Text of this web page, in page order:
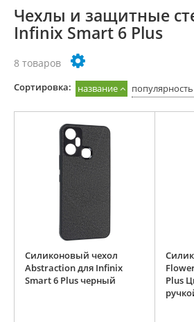
Чехлы и защитные
Infinix Smart 6 Plus
8 товаров
Cортировка: название популярность
Силиконовый чехол
Abstraction для Infinix
Smart 6 Plus черный
Plus